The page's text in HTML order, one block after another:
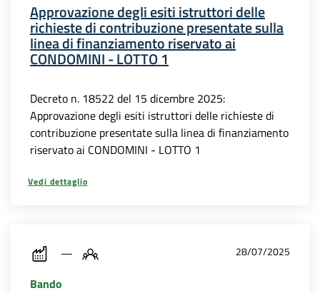
Approvazione degli esiti istruttori delle
richieste di contribuzione presentate sulla
linea di finanziamento riservato ai
CONDOMINI - LOTTO 1
Decreto n. 18522 del 15 dicembre 2025:
Approvazione degli esiti istruttori delle richieste di
contribuzione presentate sulla linea di finanziamento
riservato ai CONDOMINI - LOTTO 1
Vedi dettaglio
28/07/2025
Bando